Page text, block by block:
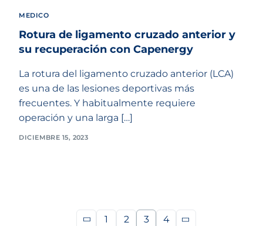
MEDICO
Rotura de ligamento cruzado anterior y
su recuperación con Capenergy
La rotura del ligamento cruzado anterior (LCA)
es una de las lesiones deportivas más
frecuentes. Y habitualmente requiere
operación y una larga […]
DICIEMBRE 15, 2023
1 2 3 4